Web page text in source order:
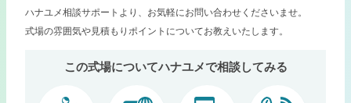
ハナユメ相談サポートより、お気軽にお問い合わせくださいませ。
式場の雰囲気や見積もりポイントについてお教えいたします。
この式場についてハナユメで相談してみる